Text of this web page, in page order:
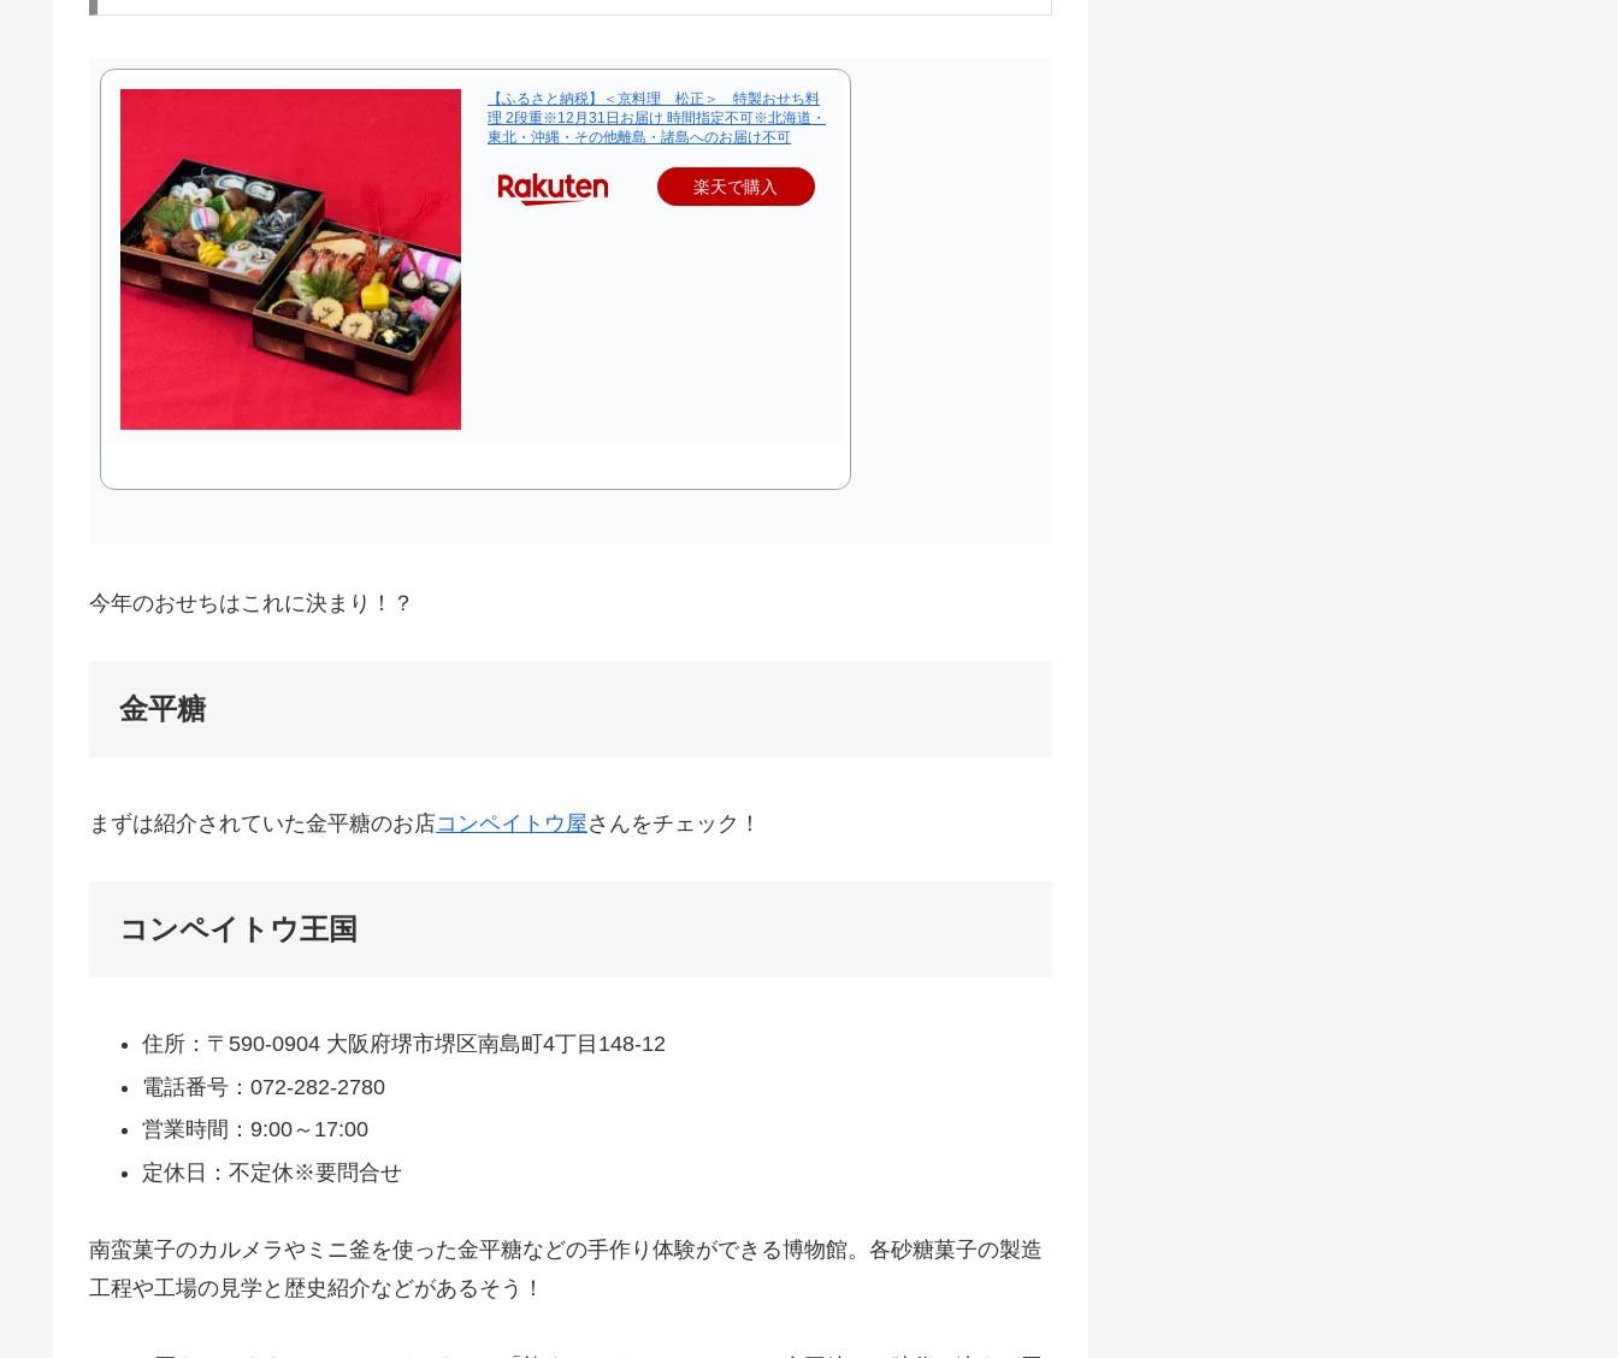
【ふるさと納税】＜京料理 松正＞ 特製おせち料
理 2段重※12月31日お届け 時間指定不可※北海道・
東北・沖縄・その他離島・諸島へのお届け不可
楽天で購入
今年のおせちはこれに決まり！？
金平糖
まずは紹介されていた金平糖のお店コンペイトウ屋さんをチェック！
コンペイトウ王国
住所：〒590-0904 大阪府堺市堺区南島町4丁目148-12
電話番号：072-282-2780
営業時間：9:00～17:00
定休日：不定休※要問合せ
南蛮菓子のカルメラやミニ釜を使った金平糖などの手作り体験ができる博物館。各砂糖菓子の製造
工程や工場の見学と歴史紹介などがあるそう！